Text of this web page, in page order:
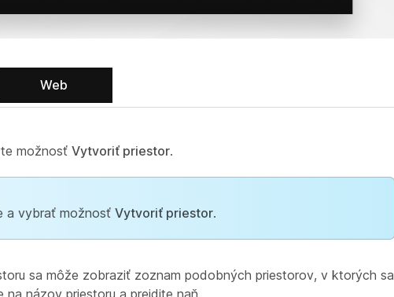
Web
možnosť Vytvoriť priestor.
a vybrať možnosť Vytvoriť priestor.
sa môže zobraziť zoznam podobných priestorov, v ktorých sa
názov priestoru a prejdite naň.